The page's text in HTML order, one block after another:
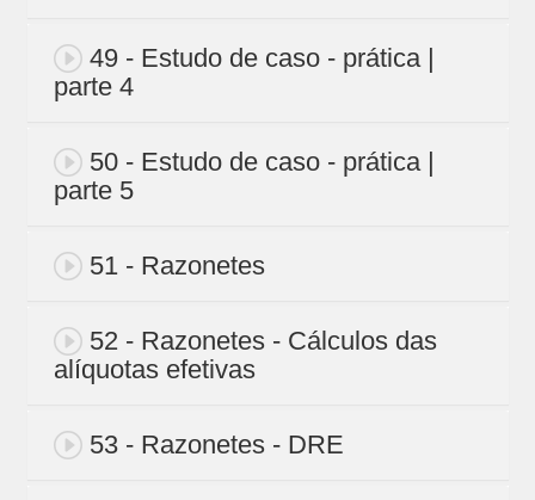
49 - Estudo de caso - prática |
parte 4
50 - Estudo de caso - prática |
parte 5
51 - Razonetes
52 - Razonetes - Cálculos das
alíquotas efetivas
53 - Razonetes - DRE